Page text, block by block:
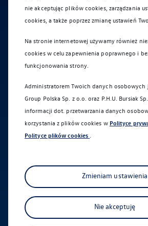
Umówienie jazdy
Imię *
Numer telefonu *
Pozostawienie przez Ciebie danych i wysłanie
pytania i przekazanie Tobie szczegółów informacji,
telefonu lub adresu e-mail (jeśli chcesz lub go
informacje dot. reklamacji, oferty, jazdy testowej.
nie akceptując plików cookies, zarządzania
cookies, a także poprzez zmianę ustawień
Na stronie internetowej używamy również
cookies w celu zapewnienia poprawnego i
funkcjonowania strony.
Administratorem Twoich danych osobowych
Group Polska Sp. z o.o. oraz P.H.U. Bursiak
informacji dot. przetwarzania danych
korzystania z plików cookies w Polityce
Polityce plików cookies .
Zmieniam ustawienia
Nie akceptuję